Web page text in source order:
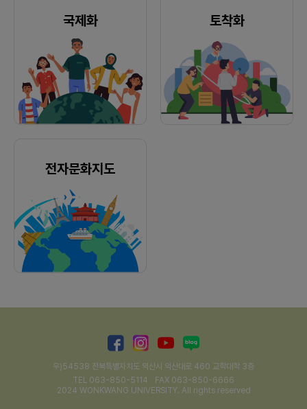
국제화 토착화
전자문화지도
우)54538 전북특별자치도 익산시 익산대로 460 교학대학 3층
TEL 063-850-5114
FAX 063-850-6666
2024 WONKWANG UNIVERSITY. All rights reserved